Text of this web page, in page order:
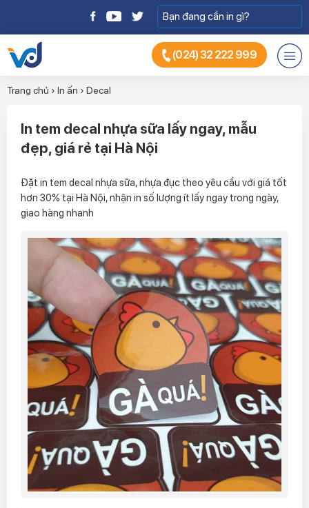
(024) 32 222 999
Trang chủ › In ấn › Decal
In tem decal nhựa sữa lấy ngay, mẫu
đẹp, giá rẻ tại Hà Nội
Đặt in tem decal nhựa sữa, nhựa đục theo yêu cầu với giá tốt
hơn 30% tại Hà Nội, nhận in số lượng ít lấy ngay trong ngày,
giao hàng nhanh